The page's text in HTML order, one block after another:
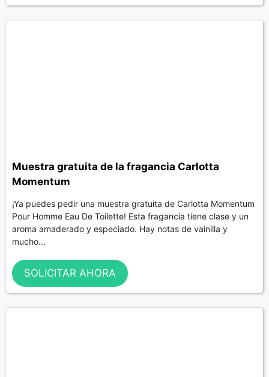
Muestra gratuita de la fragancia Carlotta
Momentum
¡Ya puedes pedir una muestra gratuita de Carlotta Momentum
Pour Homme Eau De Toilette! Esta fragancia tiene clase y un
aroma amaderado y especiado. Hay notas de vainilla y
mucho...
SOLICITAR AHORA